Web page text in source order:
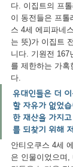
다. 이집트의 프
이 동전들은 프톨
스 4세 에피파네
는 뜻)가 이집트
니다. 기원전 167
를 제한하는 가혹
다.
유대인들은 더
할 자유가 없었
한 재산을 가지
를 되찾기 위해
안티오쿠스 4세
은 인물이었으며